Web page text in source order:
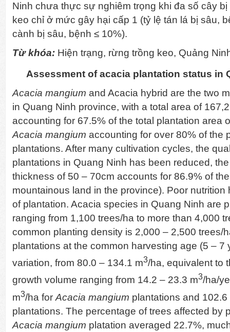
Ninh chưa thực sự nghiêm trọng khi đa số cây
keo chỉ ở mức gây hại cấp 1 (tỷ lệ tán lá bị sâu,
cành bị sâu, bệnh ≤ 10%).
Từ khóa: Hiện trạng, rừng trồng keo, Quảng
Assessment of acacia plantation status in
Acacia mangium and Acacia hybrid are the two
in Quang Ninh province, with a total area of
accounting for 67.5% of the total plantation area
Acacia mangium accounting for over 80% of the
plantations. After many cultivation cycles, the
plantations in Quang Ninh has been reduced,
thickness of 50 – 70cm accounts for 86.9% of
mountainous land in the province). Poor
of plantation. Acacia species in Quang Ninh are
ranging from 1,100 trees/ha to more than 4,000
common planting density is 2,000 – 2,500 trees/
plantations at the common harvesting age (5 – 7
variation, from 80.0 – 134.1 m3/ha, equivalent to
growth volume ranging from 14.2 – 23.3 m3/ha/
m3/ha forAcacia mangium plantations and 102.6
plantations. The percentage of trees affected by
Acacia mangium platation averaged 22.7%,